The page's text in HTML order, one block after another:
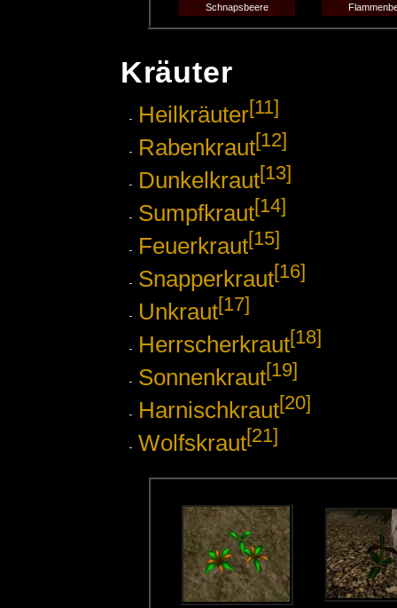
Schnapsbeere
Kräuter
Heilkräuter[11]
Rabenkraut[12]
Dunkelkraut[13]
Sumpfkraut[14]
Feuerkraut[15]
Snapperkraut[16]
Unkraut[17]
Herrscherkraut[18]
Sonnenkraut[19]
Harnischkraut[20]
Wolfskraut[21]